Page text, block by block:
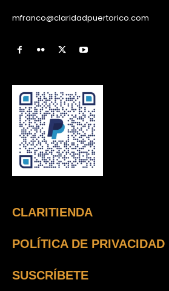
mfranco@claridadpuertorico.com
CLARITIENDA
POLÍTICA DE PRIVACIDAD
SUSCRÍBETE